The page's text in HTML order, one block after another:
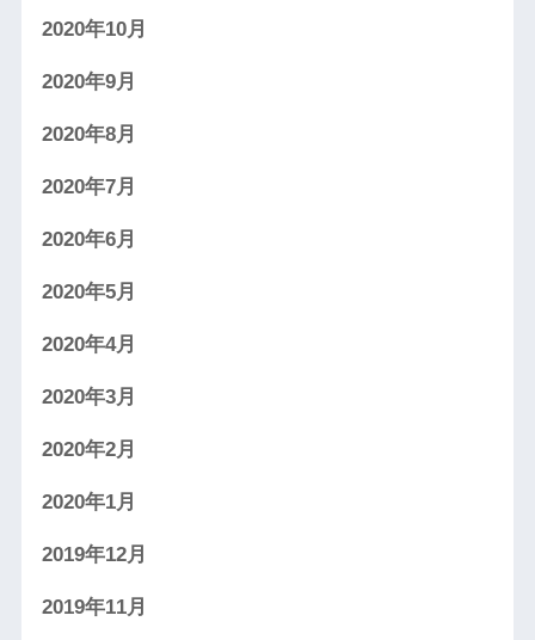
2020年10月
2020年9月
2020年8月
2020年7月
2020年6月
2020年5月
2020年4月
2020年3月
2020年2月
2020年1月
2019年12月
2019年11月